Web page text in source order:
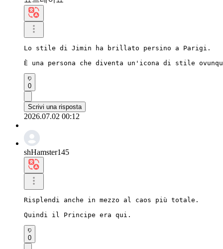
Lo stile di Jimin ha brillato persino a Parigi.
È una persona che diventa un'icona di stile
0
Scrivi una risposta
2026.07.02 00:12
shHamster145
Risplendi anche in mezzo al caos più totale.
Quindi il Principe era qui.
0